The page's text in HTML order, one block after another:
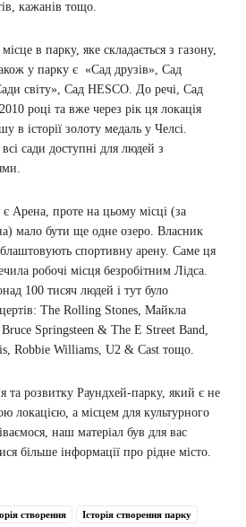
кажанів тощо.
в парку, яке складається з газону,
у парку є «Сад друзів», Сад
світу», Сад HESCO. До речі, Сад
році та вже через рік ця локація
в історії золоту медаль у Челсі.
сади доступні для людей з
є Арена, проте на цьому місці (за
мало бути ще одне озеро. Власник
спортивну арену. Саме ця
робочі місця безробітним Лідса.
100 тисяч людей і тут було
The Rolling Stones, Майкла
Springsteen & The E Street Band,
Robbie Williams, U2 & Cast тощо.
та розвитку Раундхей-парку, який є не
локацією, а місцем для культурного
наш матеріал був для вас
більше інформації про рідне місто.
створення Історія створення парку